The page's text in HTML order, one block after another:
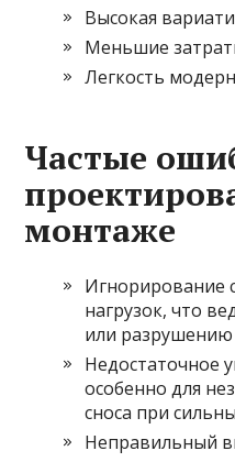
Высокая
Меньшие
Легкость
Частые
монтаже
Игнорирование
нагрузок, что
или разрушению
Недостаточное
особенно для
сноса при
Неправильный